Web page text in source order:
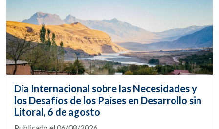
Día Internacional sobre las Necesidades y
los Desafíos de los Países en Desarrollo sin
Litoral, 6 de agosto